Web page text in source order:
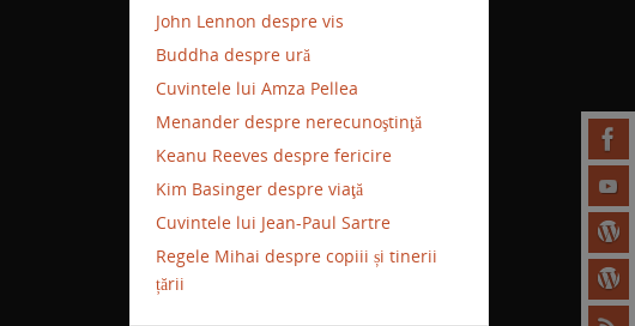
John Lennon despre vis
Buddha despre ură
Cuvintele lui Amza Pellea
Menander despre nerecunoştinţă
Keanu Reeves despre fericire
Kim Basinger despre viaţă
Cuvintele lui Jean-Paul Sartre
Regele Mihai despre copiii și tinerii
țării